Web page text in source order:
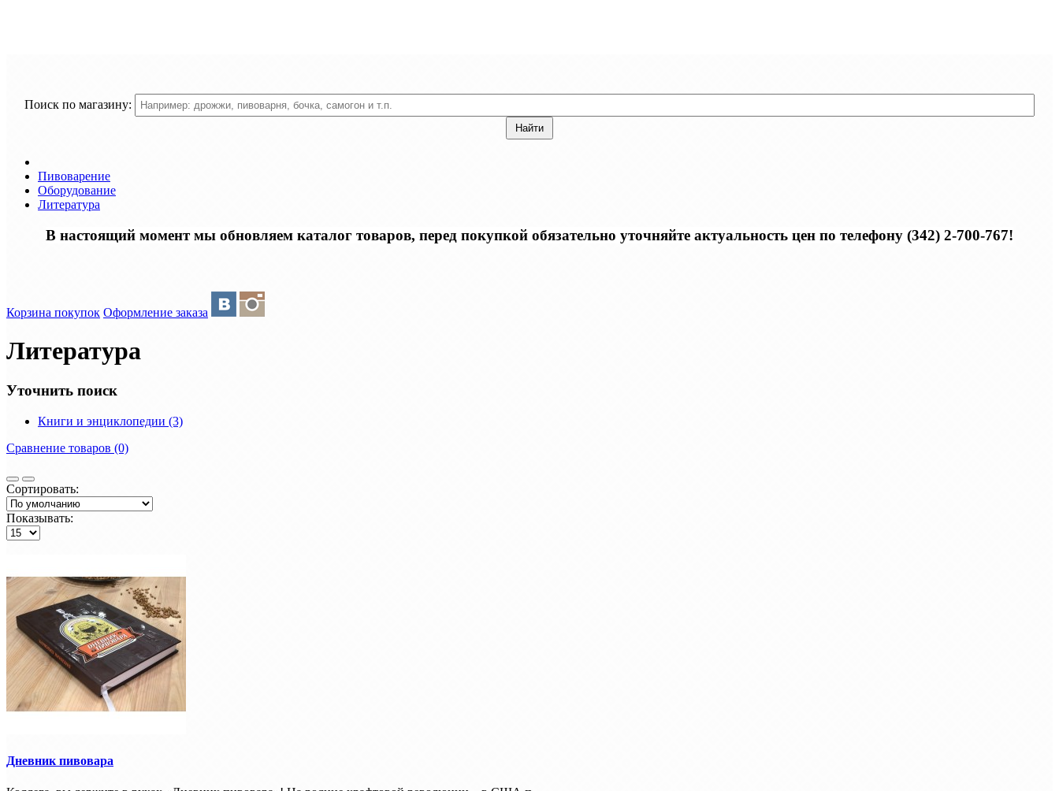
Поиск по магазину:
Пивоварение
Оборудование
Литература
В настоящий момент мы обновляем каталог товаров, перед покупкой обязательно уточняйте актуальность цен по телефону (342) 2-700-767!
Корзина покупок Оформление заказа
Литература
Уточнить поиск
Книги и энциклопедии (3)
Сравнение товаров (0)
Сортировать:
Показывать:
Дневник пивовара